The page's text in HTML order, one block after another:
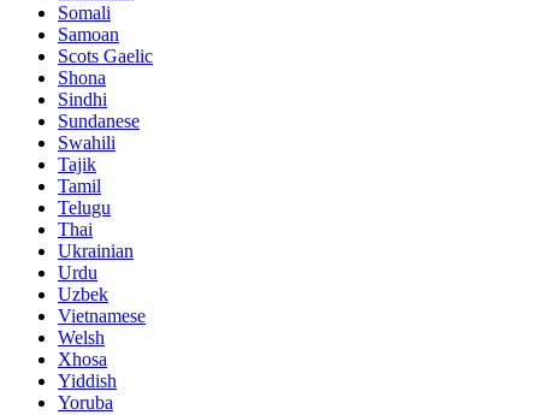
Somali
Samoan
Scots Gaelic
Shona
Sindhi
Sundanese
Swahili
Tajik
Tamil
Telugu
Thai
Ukrainian
Urdu
Uzbek
Vietnamese
Welsh
Xhosa
Yiddish
Yoruba